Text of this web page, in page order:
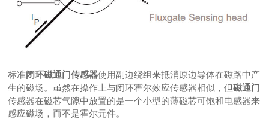
标准闭环磁通门传感器使用副边绕组来抵消原边导体在磁路中产
生的磁场。虽然在操作上与闭环霍尔效应传感器相似，但磁通门
传感器在磁芯气隙中放置的是一个小型的薄磁芯可饱和电感器来
感应磁场，而不是霍尔元件。